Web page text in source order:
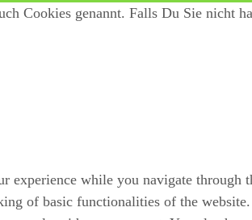
Cookies genannt. Falls Du Sie nicht
experience while you navigate through
of basic functionalities of the